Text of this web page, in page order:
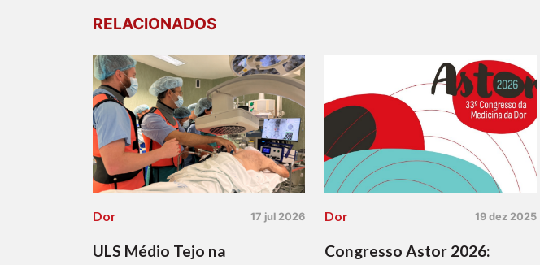
RELACIONADOS
Dor 17 jul 2026
ULS Médio Tejo na
Dor 19 dez 2025
Congresso Astor 2026: